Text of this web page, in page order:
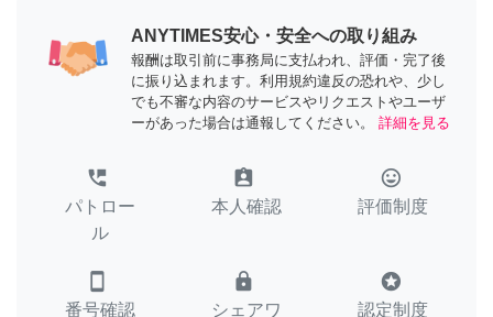
ANYTIMES安心・安全への取り組み
報酬は取引前に事務局に支払われ、評価・完了後
に振り込まれます。利用規約違反の恐れや、少し
でも不審な内容のサービスやリクエストやユーザ
ーがあった場合は通報してください。
詳細を見る
perm_phone_msg
パトロー
ル
assignment_ind
本人確認
tag_faces
評価制度
smartphone
番号確認
lock
シェアワ
stars
認定制度